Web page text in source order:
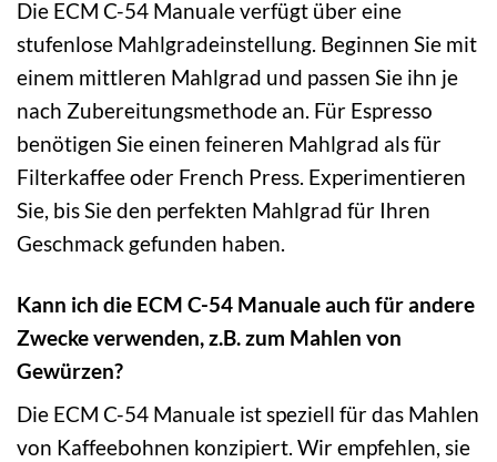
Die ECM C-54 Manuale verfügt über eine
stufenlose Mahlgradeinstellung. Beginnen Sie mit
einem mittleren Mahlgrad und passen Sie ihn je
nach Zubereitungsmethode an. Für Espresso
benötigen Sie einen feineren Mahlgrad als für
Filterkaffee oder French Press. Experimentieren
Sie, bis Sie den perfekten Mahlgrad für Ihren
Geschmack gefunden haben.
Kann ich die ECM C-54 Manuale auch für andere
Zwecke verwenden, z.B. zum Mahlen von
Gewürzen?
Die ECM C-54 Manuale ist speziell für das Mahlen
von Kaffeebohnen konzipiert. Wir empfehlen, sie